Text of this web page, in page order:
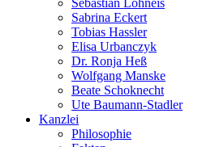
Sabrina Eckert
Tobias Hassler
Elisa Urbanczyk
Dr. Ronja Heß
Wolfgang Manske
Beate Schoknecht
Ute Baumann-Stadler
Kanzlei
Philosophie